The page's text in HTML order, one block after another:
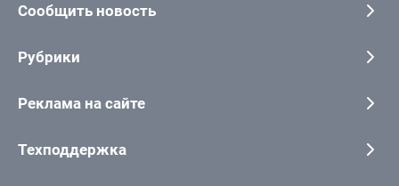
Сообщить новость
Рубрики
Реклама на сайте
Техподдержка